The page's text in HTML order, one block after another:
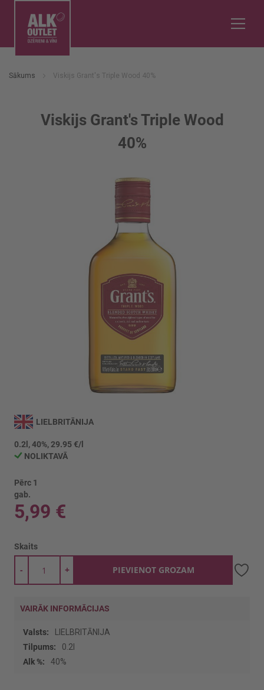
Sākums Viskijs Grant's Triple Wood 40%
Viskijs Grant's Triple Wood
40%
uz
galerijas
sākumu
LIELBRITĀNIJA
0.2l, 40%, 29.95 €/l
NOLIKTAVĀ
Pērc 1
gab.
5,99 €
Skaits
+
- PIEVIENOT GROZAM
VAIRĀK INFORMĀCIJAS
Vairāk
informācijas
LIELBRITĀNIJA
0.2l
40%